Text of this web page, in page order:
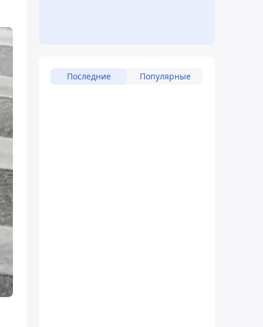
Последние Популярные